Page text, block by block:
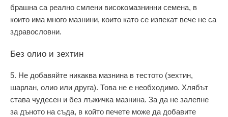
брашна са реално смлени високомазнинни семена, в
които има много мазнини, които като се изпекат вече не са
здравословни.
Без олио и зехтин
5. Не добавяйте никаква мазнина в тестото (зехтин,
шарлан, олио или друга). Това не е необходимо. Хлябът
става чудесен и без лъжичка мазнина. За да не залепне
за дъното на съда, в който печете може да добавите